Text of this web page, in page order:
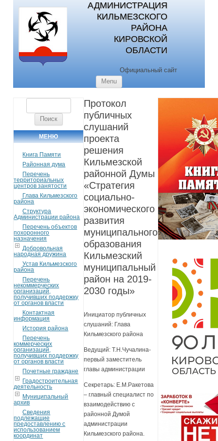
АДМИНИСТРАЦИЯ
КИЛЬМЕЗСКОГО
РАЙОНА
КИРОВСКОЙ
ОБЛАСТИ
Официальный сайт
Menu
МЕНЮ
Книга Памяти
Районная дума
Перечень
территориальных
центров занятости
Глава Кильмезского
района
Структура
Администрации района
Перечень объектов
похоронного
назначения
Добровольная
народная дружина
Устав Кильмезского
района
Перечень
некоммерческих
организаций,
получивших поддержку
от органов власти
Контактная
информация
История района
Перечень
коммерческих
организаций,
получивших поддержку
от органов власти
Почетные граждане
Градостроительная
деятельность
Муниципальный
архив
Сведения
подлежащие
предоставлению с
использованием
координат
Протокол
публичных
слушаний
проекта
решения
Кильмезской
районной Думы
«Стратегия
социально-
экономического
развития
муниципального
образования
Кильмезский
муниципальный
район на 2019-
2030 годы»
Инициатор публичных
слушаний: Глава
Кильмезского района
Ведущий: Т.Н.Чучалина-
первый заместитель
главы администрации
Секретарь: Е.М.Ракетова
– главный специалист по
взаимодействию с
районной Думой
администрации
Кильмезского района.